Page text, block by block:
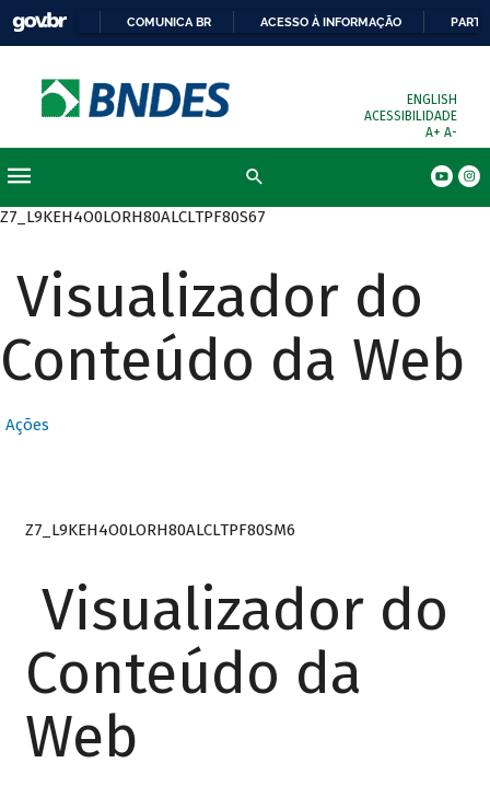
COMUNICA BR ACESSO À INFORMAÇÃO
ENGLISH
ACESSIBILIDADE
A+ A-
Z7_L9KEH4O0LORH80ALCLTPF80S67
Visualizador do
Conteúdo da Web
Ações
Z7_L9KEH4O0LORH80ALCLTPF80SM6
Visualizador do
Conteúdo da
Web